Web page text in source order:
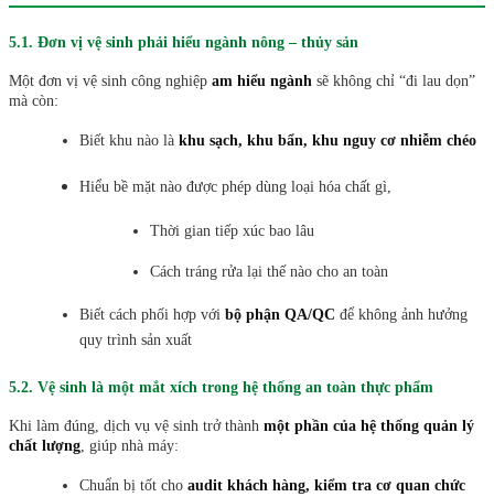
5.1. Đơn vị vệ sinh phải hiểu ngành nông – thủy sản
Một đơn vị vệ sinh công nghiệp am hiểu ngành sẽ không chỉ “đi lau dọn”
mà còn:
Biết khu nào là khu sạch, khu bẩn, khu nguy cơ nhiễm chéo
Hiểu bề mặt nào được phép dùng loại hóa chất gì,
Thời gian tiếp xúc bao lâu
Cách tráng rửa lại thế nào cho an toàn
Biết cách phối hợp với bộ phận QA/QC để không ảnh hưởng
quy trình sản xuất
5.2. Vệ sinh là một mắt xích trong hệ thống an toàn thực phẩm
Khi làm đúng, dịch vụ vệ sinh trở thành một phần của hệ thống quản lý
chất lượng, giúp nhà máy:
Chuẩn bị tốt cho audit khách hàng, kiểm tra cơ quan chức